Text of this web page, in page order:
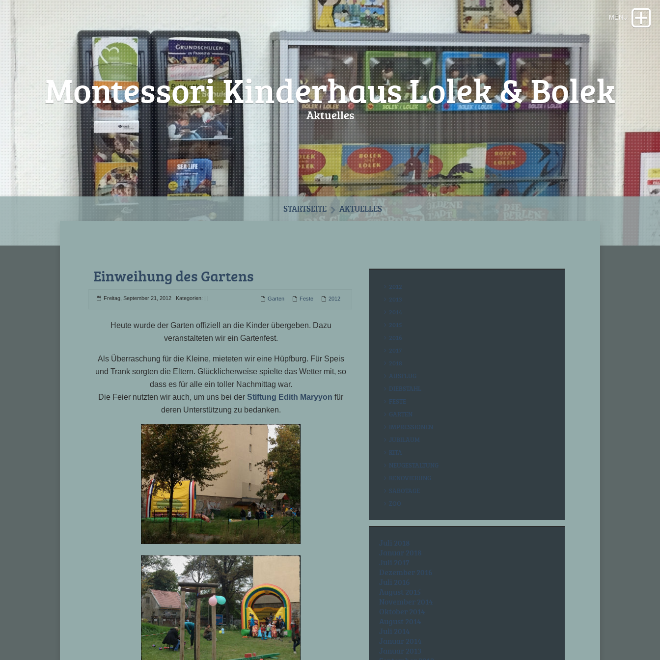
Montessori Kinderhaus Lolek & Bolek
Aktuelles
STARTSEITE AKTUELLES
Einweihung des Gartens
Freitag, September 21, 2012 Kategorien: 2012
| Feste
| Garten
Heute wurde der Garten offiziell an die Kinder übergeben. Dazu
veranstalteten wir ein Gartenfest.
Als Überraschung für die Kleine, mieteten wir eine Hüpfburg. Für Speis
und Trank sorgten die Eltern. Glücklicherweise spielte das Wetter mit, so
dass es für alle ein toller Nachmittag war.
Die Feier nutzten wir auch, um uns bei derStiftung Edith Maryyon für
deren Unterstützung zu bedanken.
2012
2013
2014
2015
2016
2017
2018
AUSFLUG
DIEBSTAHL
FESTE
GARTEN
IMPRESSIONEN
JUBILÄUM
KITA
NEUGESTALTUNG
RENOVIERUNG
SABOTAGE
ZOO
Juli 2018
Januar 2018
Juli 2017
Dezember 2016
Juli 2016
August 2015
November 2014
Oktober 2014
August 2014
Juli 2014
Januar 2014
Januar 2013